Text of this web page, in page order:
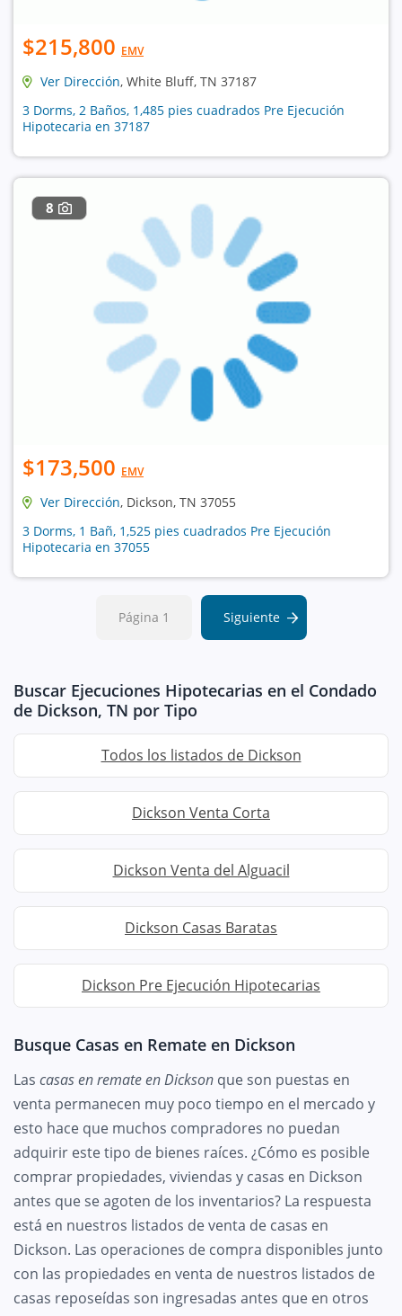
$215,800 EMV
Ver Dirección, White Bluff, TN 37187
3 Dorms, 2 Baños, 1,485 pies cuadrados Pre Ejecución
Hipotecaria en 37187
8
$173,500 EMV
Ver Dirección, Dickson, TN 37055
3 Dorms, 1 Bañ, 1,525 pies cuadrados Pre Ejecución
Hipotecaria en 37055
Página 1 Siguiente
Buscar Ejecuciones Hipotecarias en el Condado
de Dickson, TN por Tipo
Todos los listados de Dickson
Dickson Venta Corta
Dickson Venta del Alguacil
Dickson Casas Baratas
Dickson Pre Ejecución Hipotecarias
Busque Casas en Remate en Dickson
Las casas en remate en Dickson que son puestas en
venta permanecen muy poco tiempo en el mercado y
esto hace que muchos compradores no puedan
adquirir este tipo de bienes raíces. ¿Cómo es posible
comprar propiedades, viviendas y casas en Dickson
antes que se agoten de los inventarios? La respuesta
está en nuestros listados de venta de casas en
Dickson. Las operaciones de compra disponibles junto
con las propiedades en venta de nuestros listados de
casas reposeídas son ingresadas antes que en otros